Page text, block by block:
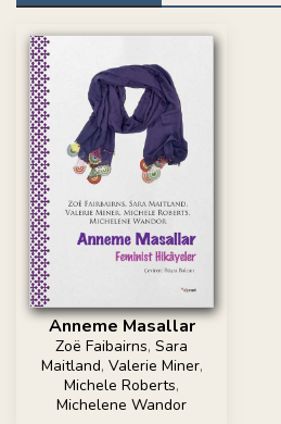
Anneme Masallar
Zoë Faibairns, Sara
Maitland, Valerie Miner,
Michele Roberts,
Michelene Wandor